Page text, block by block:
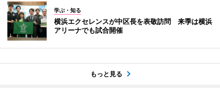
学ぶ・知る
横浜エクセレンスが中区長を表敬訪問 来季は横浜
アリーナでも試合開催
もっと見る